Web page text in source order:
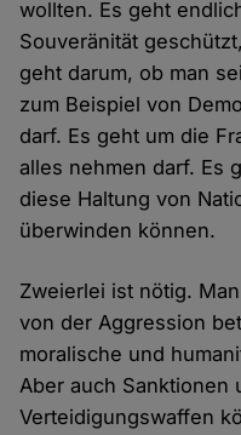
wollten. Es geht
Souveränität
geht darum, ob man
zum Beispiel von
darf. Es geht um die
alles nehmen darf. Es
diese Haltung von
überwinden können.
Zweierlei ist nötig.
von der Aggression
moralische und
Aber auch Sanktionen
Verteidigungswaffen